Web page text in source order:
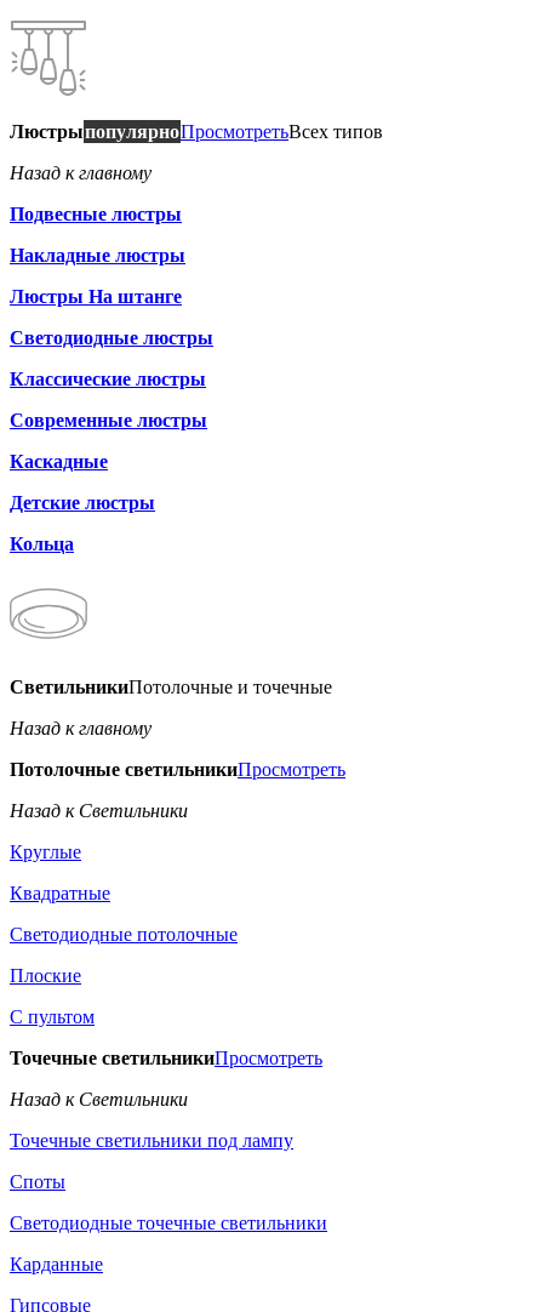
ЛюстрыпопулярноПросмотретьВсех типов
Назад к главному
Подвесные люстры
Накладные люстры
Люстры На штанге
Светодиодные люстры
Классические люстры
Современные люстры
Каскадные
Детские люстры
Кольца
СветильникиПотолочные и точечные
Назад к главному
Потолочные светильникиПросмотреть
Назад к Светильники
Круглые
Квадратные
Светодиодные потолочные
Плоские
С пультом
Точечные светильникиПросмотреть
Назад к Светильники
Точечные светильники под лампу
Споты
Светодиодные точечные светильники
Карданные
Гипсовые